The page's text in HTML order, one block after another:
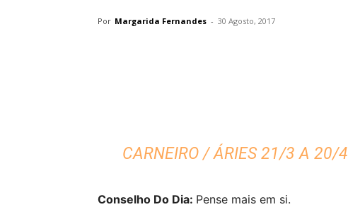
Por Margarida Fernandes - 30 Agosto, 2017
CARNEIRO / ÁRIES 21/3 A 20/4
Conselho Do Dia: Pense mais em si.